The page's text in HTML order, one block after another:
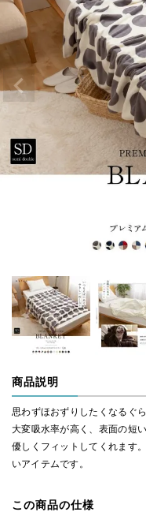
商品説明
思わずほおずりしたくなるぐ
大変吸水率が高く、表面の短
優しくフィットしてくれます
いアイテムです。
この商品の仕様